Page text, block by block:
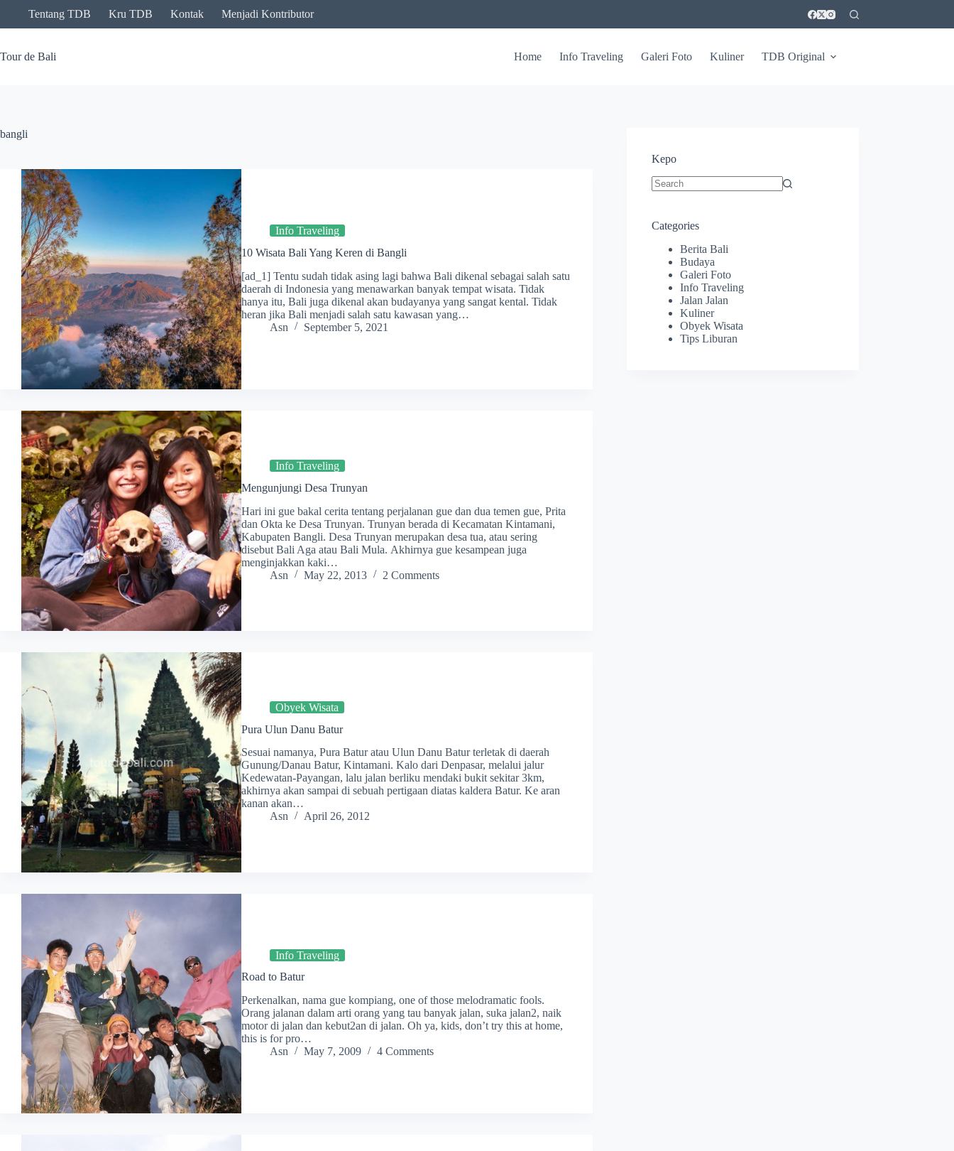
content
Tentang TDB Kru TDB Kontak Menjadi Kontributor
Tour de Bali Home Info Traveling Galeri Foto Kuliner TDB Original
bangli
Info Traveling
10 Wisata Bali Yang Keren di Bangli
[ad_1] Tentu sudah tidak asing lagi bahwa Bali dikenal sebagai salah satu
daerah di Indonesia yang menawarkan banyak tempat wisata. Tidak
hanya itu, Bali juga dikenal akan budayanya yang sangat kental. Tidak
heran jika Bali menjadi salah satu kawasan yang…
Asn
September 5, 2021
Info Traveling
Mengunjungi Desa Trunyan
Hari ini gue bakal cerita tentang perjalanan gue dan dua temen gue, Prita
dan Okta ke Desa Trunyan. Trunyan berada di Kecamatan Kintamani,
Kabupaten Bangli. Desa Trunyan merupakan desa tua, atau sering
disebut Bali Aga atau Bali Mula. Akhirnya gue kesampean juga
menginjakkan kaki…
Asn
May 22, 2013 2 Comments
Obyek Wisata
Pura Ulun Danu Batur
Sesuai namanya, Pura Batur atau Ulun Danu Batur terletak di daerah
Gunung/Danau Batur, Kintamani. Kalo dari Denpasar, melalui jalur
Kedewatan-Payangan, lalu jalan berliku mendaki bukit sekitar 3km,
akhirnya akan sampai di sebuah pertigaan diatas kaldera Batur. Ke aran
kanan akan…
Asn
April 26, 2012
Info Traveling
Road to Batur
Perkenalkan, nama gue kompiang, one of those melodramatic fools.
Orang jalanan dalam arti orang yang tau banyak jalan, suka jalan2, naik
motor di jalan dan kebut2an di jalan. Oh ya, kids, don’t try this at home,
this is for pro…
Asn
May 7, 2009 4 Comments
Kepo
Categories
Berita Bali
Budaya
Galeri Foto
Info Traveling
Jalan Jalan
Kuliner
Obyek Wisata
Tips Liburan